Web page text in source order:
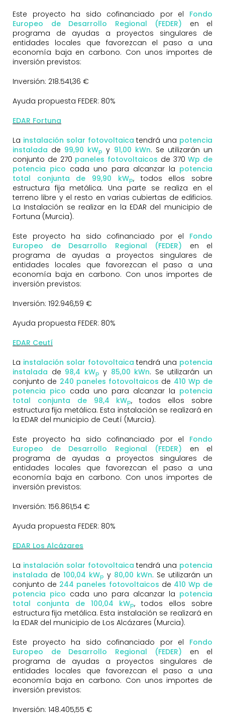
Este proyecto ha sido cofinanciado por el Fondo
Europeo de Desarrollo Regional (FEDER) en el
programa de ayudas a proyectos singulares de
entidades locales que favorezcan el paso a una
economía baja en carbono. Con unos importes de
inversión previstos:
Inversión: 218.541,36 €
Ayuda propuesta FEDER: 80%
EDAR Fortuna
La instalación solar fotovoltaica tendrá una potencia
instalada de 99,90 kWp y 91,00 kWn. Se utilizarán un
conjunto de 270 paneles fotovoltaicos de 370 Wp de
potencia pico cada uno para alcanzar la potencia
total conjunta de 99,90 kWp, todos ellos sobre
estructura fija metálica. Una parte se realiza en el
terreno libre y el resto en varias cubiertas de edificios.
La Instalación se realizar en la EDAR del municipio de
Fortuna (Murcia).
Este proyecto ha sido cofinanciado por el Fondo
Europeo de Desarrollo Regional (FEDER) en el
programa de ayudas a proyectos singulares de
entidades locales que favorezcan el paso a una
economía baja en carbono. Con unos importes de
inversión previstos:
Inversión: 192.946,59 €
Ayuda propuesta FEDER: 80%
EDAR Ceutí
La instalación solar fotovoltaica tendrá una potencia
instalada de 98,4 kWp y 85,00 kWn. Se utilizarán un
conjunto de 240 paneles fotovoltaicos de 410 Wp de
potencia pico cada uno para alcanzar la potencia
total conjunta de 98,4 kWp, todos ellos sobre
estructura fija metálica. Esta instalación se realizará en
la EDAR del municipio de Ceutí (Murcia).
Este proyecto ha sido cofinanciado por el Fondo
Europeo de Desarrollo Regional (FEDER) en el
programa de ayudas a proyectos singulares de
entidades locales que favorezcan el paso a una
economía baja en carbono. Con unos importes de
inversión previstos:
Inversión: 156.861,54 €
Ayuda propuesta FEDER: 80%
EDAR Los Alcázares
La instalación solar fotovoltaica tendrá una potencia
instalada de 100,04 kWp y 80,00 kWn. Se utilizarán un
conjunto de 244 paneles fotovoltaicos de 410 Wp de
potencia pico cada uno para alcanzar la potencia
total conjunta de 100,04 kWp, todos ellos sobre
estructura fija metálica. Esta instalación se realizará en
la EDAR del municipio de Los Alcázares (Murcia).
Este proyecto ha sido cofinanciado por el Fondo
Europeo de Desarrollo Regional (FEDER) en el
programa de ayudas a proyectos singulares de
entidades locales que favorezcan el paso a una
economía baja en carbono. Con unos importes de
inversión previstos:
Inversión: 148.405,55 €